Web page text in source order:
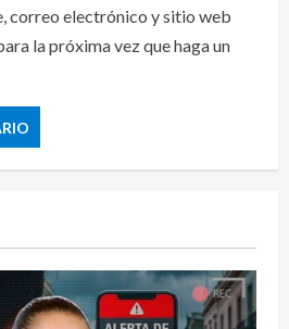
correo electrónico y sitio web
la próxima vez que haga un